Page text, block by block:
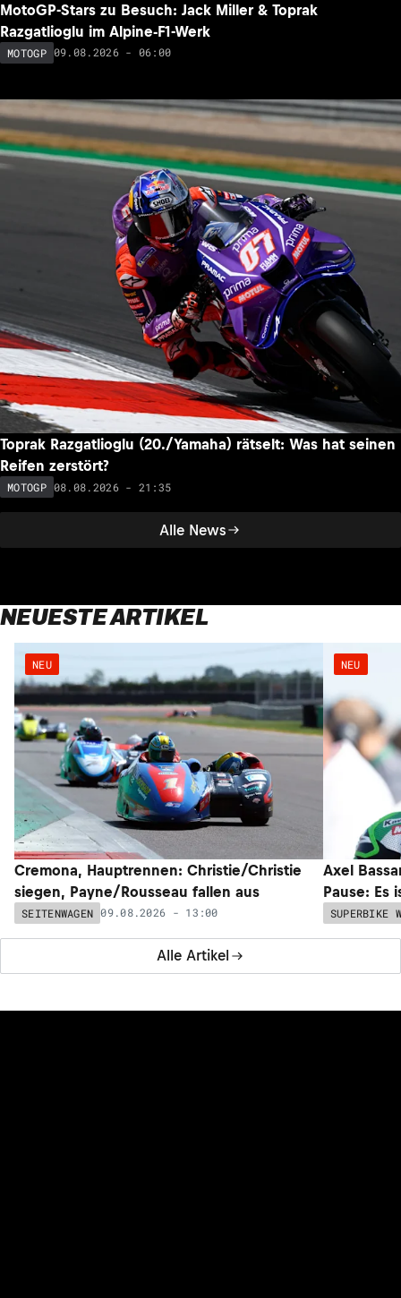
Alle News
MotoGP-Stars zu Besuch: Jack Miller & Toprak
Razgatlioglu im Alpine-F1-Werk
MOTOGP 09.08.2026 - 06:00
Toprak Razgatlioglu (20./Yamaha) rätselt: Was hat seinen
Reifen zerstört?
MOTOGP 08.08.2026 - 21:35
NEUESTE ARTIKEL
Alle Artikel
NEU
Cremona, Hauptrennen: Christie/Christie
siegen, Payne/Rousseau fallen aus
SEITENWAGEN 09.08.2026 - 13:00
NEU
Axel
Pause: Es
SUPERBIKE